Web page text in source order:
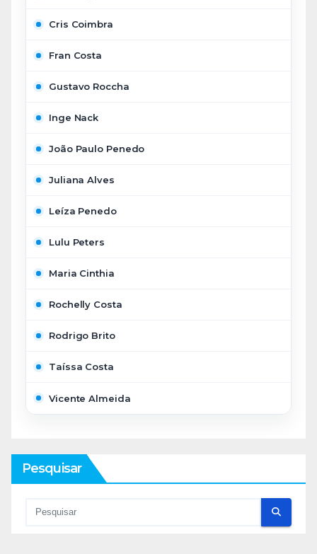
Cris Coimbra
Fran Costa
Gustavo Roccha
Inge Nack
João Paulo Penedo
Juliana Alves
Leíza Penedo
Lulu Peters
Maria Cinthia
Rochelly Costa
Rodrigo Brito
Taíssa Costa
Vicente Almeida
Pesquisar